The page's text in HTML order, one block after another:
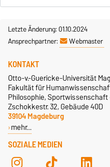
Letzte Änderung: 01.10.2024
Ansprechpartner:
Webmaster
SOZIALE MEDIEN
KONTAKT
Otto-v.-Guericke-Universität
Fakultät für
Philosophie,
Zschokkestr. 32, Gebäude 40D
39104 Magdeburg
mehr…